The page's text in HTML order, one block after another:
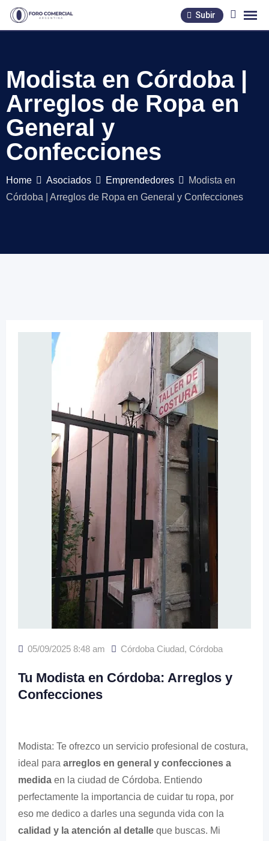
Skip
Subir
Modista en Córdoba |
Arreglos de Ropa en
General y
Confecciones
Home Asociados Emprendedores
Modista en
Córdoba | Arreglos de Ropa en General y Confecciones
05/09/2025 8:48 am Córdoba Ciudad, Córdoba
Tu Modista en Córdoba: Arreglos y
Confecciones
Modista: Te ofrezco un servicio profesional de costura,
ideal para arreglos en general y confecciones a
medida en la ciudad de Córdoba. Entiendo
perfectamente la importancia de cuidar tu ropa, por
eso me dedico a darles una segunda vida con la
calidad y la atención al detalle que buscas. Mi